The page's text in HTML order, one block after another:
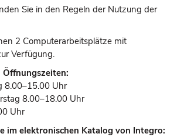
Sie in den Regeln der Nutzung der
2 Computerarbeitsplätze mit
Verfügung.
8.00–15.00 Uhr
8.00–18.00 Uhr
Uhr
im elektronischen Katalog von Integro: